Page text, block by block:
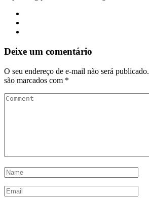
Deixe um comentário
O seu endereço de e-mail não será publicado.
são marcados com *